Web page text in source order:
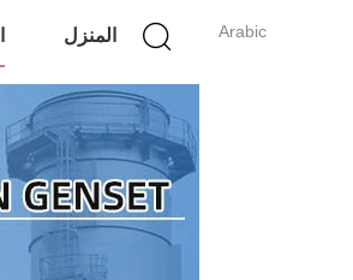
Arabic المنزل